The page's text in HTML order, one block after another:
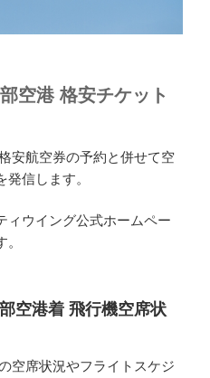
空港 格安チケット
安航空券の予約と併せて空
信します。
ィウイング公式ホームペー
空港着 飛行機空席状
空席状況やフライトスケジ